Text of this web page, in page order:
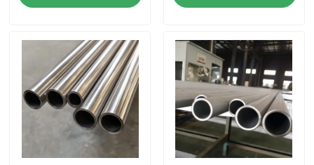
Videos
Ongeveer ons
Fabrieksreis